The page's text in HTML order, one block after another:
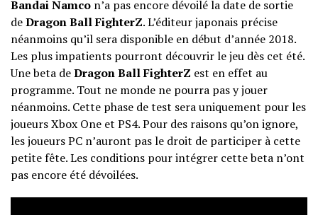
Bandai Namco n’a pas encore dévoilé la date de sortie
deDragon Ball FighterZ. L’éditeur japonais précise
néanmoins qu’il sera disponible en début d’année 2018.
Les plus impatients pourront découvrir le jeu dès cet été.
Une beta deDragon Ball FighterZ est en effet au
programme. Tout ne monde ne pourra pas y jouer
néanmoins. Cette phase de test sera uniquement pour les
joueurs Xbox One et PS4. Pour des raisons qu’on ignore,
les joueurs PC n’auront pas le droit de participer à cette
petite fête. Les conditions pour intégrer cette beta n’ont
pas encore été dévoilées.